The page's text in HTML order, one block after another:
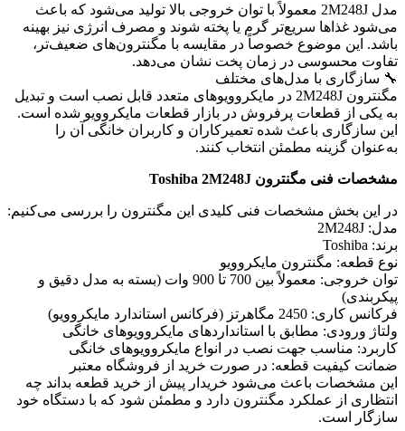
مدل 2M248J معمولاً با توان خروجی بالا تولید می‌شود که باعث
می‌شود غذاها سریع‌تر گرم یا پخته شوند و مصرف انرژی نیز بهینه
باشد. این موضوع خصوصاً در مقایسه با مگنترون‌های ضعیف‌تر،
تفاوت محسوسی در زمان پخت نشان می‌دهد.
🔧 سازگاری با مدل‌های مختلف
مگنترون 2M248J در مایکروویوهای متعدد قابل نصب است و تبدیل
به یکی از قطعات پرفروش در بازار قطعات مایکروویو شده است.
این سازگاری باعث شده تعمیرکاران و کاربران خانگی آن را
به‌عنوان گزینه مطمئن انتخاب کنند.
مشخصات فنی مگنترون Toshiba 2M248J
در این بخش مشخصات فنی کلیدی این مگنترون را بررسی می‌کنیم:
مدل: 2M248J
برند: Toshiba
نوع قطعه: مگنترون مایکروویو
توان خروجی: معمولاً بین 700 تا 900 وات (بسته به مدل دقیق و
پیکربندی)
فرکانس کاری: 2450 مگاهرتز (فرکانس استاندارد مایکروویو)
ولتاژ ورودی: مطابق با استانداردهای مایکروویوهای خانگی
کاربرد: مناسب جهت نصب در انواع مایکروویوهای خانگی
ضمانت کیفیت قطعه: در صورت خرید از فروشگاه معتبر
این مشخصات باعث می‌شود خریدار پیش از خرید قطعه بداند چه
انتظاری از عملکرد مگنترون دارد و مطمئن شود که با دستگاه خود
سازگار است.